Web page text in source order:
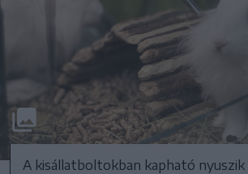
A kisállatboltokban kapható